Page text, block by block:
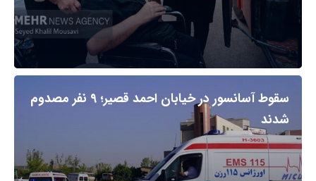
سقوط آسانسور در خیابان احمد قصیر؛ ۹ نفر مصدوم
شدند